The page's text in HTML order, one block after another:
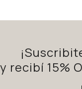
y recibí 15%